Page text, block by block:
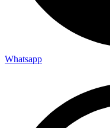
Whatsapp